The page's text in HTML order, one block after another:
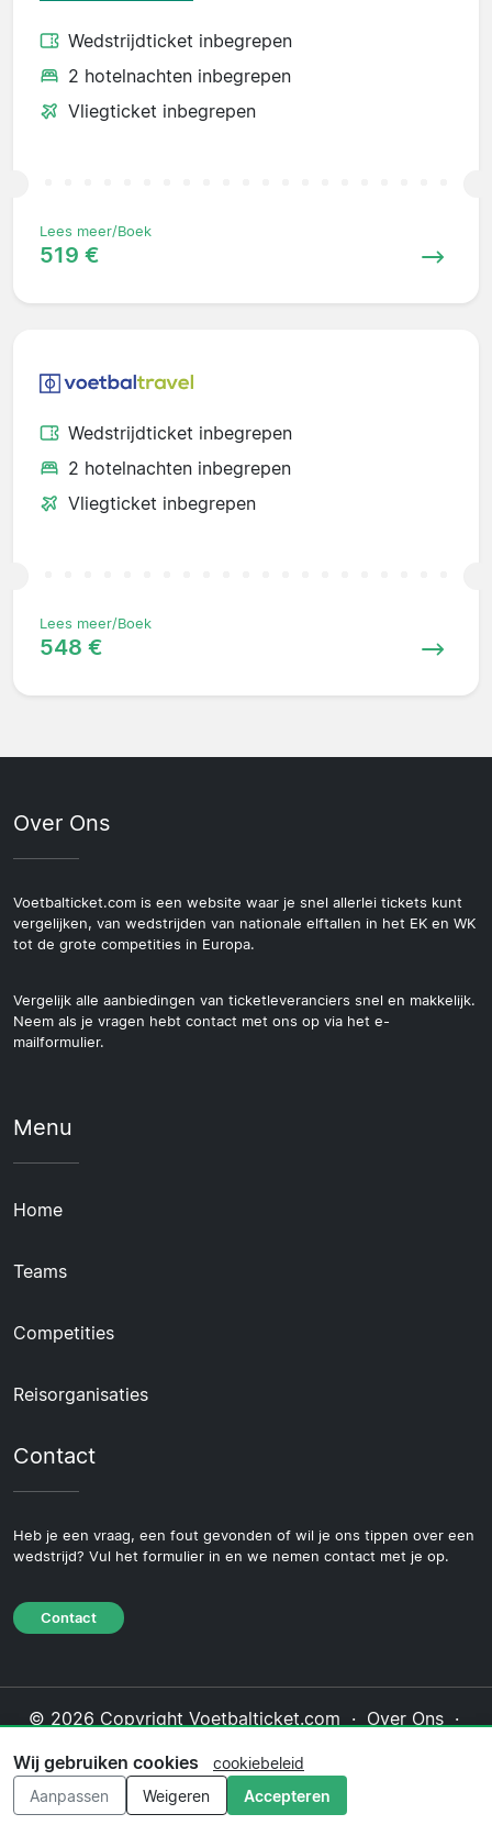
Wedstrijdticket inbegrepen
2 hotelnachten inbegrepen
Vliegticket inbegrepen
Lees meer/Boek
519 €
Wedstrijdticket inbegrepen
2 hotelnachten inbegrepen
Vliegticket inbegrepen
Lees meer/Boek
548 €
Over Ons
Voetbalticket.com is een website waar je snel allerlei tickets kunt
vergelijken, van wedstrijden van nationale elftallen in het EK en WK
tot de grote competities in Europa.
Vergelijk alle aanbiedingen van ticketleveranciers snel en makkelijk.
Neem als je vragen hebt contact met ons op via het e-
mailformulier.
Menu
Home
Teams
Competities
Reisorganisaties
Contact
Heb je een vraag, een fout gevonden of wil je ons tippen over een
wedstrijd? Vul het formulier in en we nemen contact met je op.
Contact
© 2026 Copyright Voetbalticket.com · Over Ons·
Redactioneel beleid
Wij gebruiken cookies
cookiebeleid
Aanpassen
Weigeren Accepteren